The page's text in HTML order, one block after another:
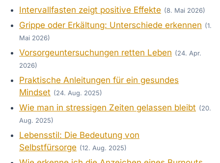
Intervallfasten zeigt positive Effekte (8. Mai 2026)
Grippe oder Erkältung: Unterschiede erkennen (1.
Mai 2026)
Vorsorgeuntersuchungen retten Leben (24. Apr.
2026)
Praktische Anleitungen für ein gesundes
Mindset (24. Aug. 2025)
Wie man in stressigen Zeiten gelassen bleibt (20.
Aug. 2025)
Lebensstil: Die Bedeutung von
Selbstfürsorge (12. Aug. 2025)